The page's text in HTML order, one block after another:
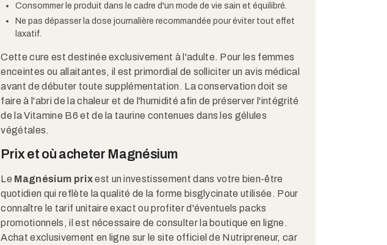
Consommer le produit dans le cadre d'un mode de vie sain et équilibré.
Ne pas dépasser la dose journalière recommandée pour éviter tout effet
laxatif.
Cette cure est destinée exclusivement à l'adulte. Pour les femmes
enceintes ou allaitantes, il est primordial de solliciter un avis médical
avant de débuter toute supplémentation. La conservation doit se
faire à l'abri de la chaleur et de l'humidité afin de préserver l'intégrité
de la Vitamine B6 et de la taurine contenues dans les gélules
végétales.
Prix et où acheter Magnésium
Le Magnésium prixest un investissement dans votre bien-être
quotidien qui reflète la qualité de la forme bisglycinate utilisée. Pour
connaître le tarif unitaire exact ou profiter d'éventuels packs
promotionnels, il est nécessaire de consulter la boutique en ligne.
Achat exclusivement en ligne sur le site officiel de Nutripreneur, car